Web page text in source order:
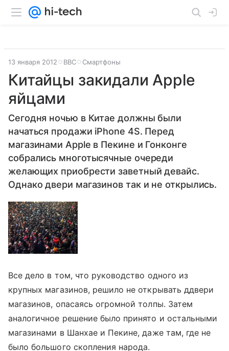
13 января 2012 BBC Смартфоны
Китайцы закидали Apple
яйцами
Сегодня ночью в Китае должны были
начаться продажи iPhone 4S. Перед
магазинами Apple в Пекине и Гонконге
собрались многотысячные очереди
желающих приобрести заветный девайс.
Однако двери магазинов так и не открылись.
Все дело в том, что руководство одного из
крупных магазинов, решило не открывать ддвери
магазинов, опасаясь огромной толпы. Затем
аналогичное решение было принято и остальными
магазинами в Шанхае и Пекине, даже там, где не
было большого скопления народа.